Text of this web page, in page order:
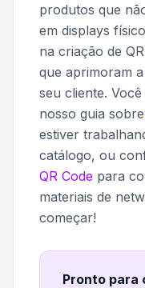
produtos que
em displays
na criação de
que aprimoram
seu cliente.
nosso guia sobre
estiver
catálogo, ou
QR Code para
materiais de
começar!
Pronto para